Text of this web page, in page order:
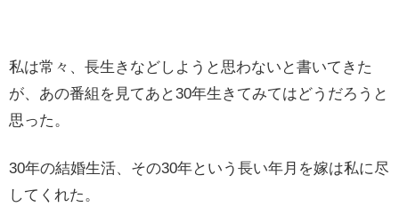
私は常々、長生きなどしようと思わないと書いてきた
が、あの番組を見てあと30年生きてみてはどうだろうと
思った。
30年の結婚生活、その30年という長い年月を嫁は私に尽
してくれた。